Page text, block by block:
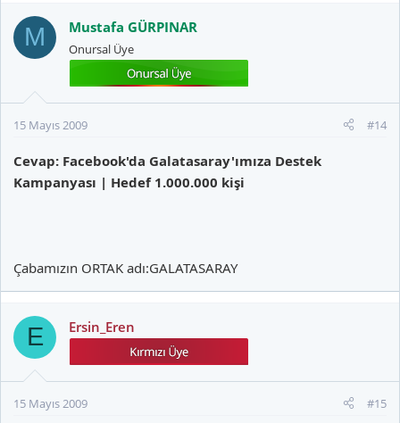
M Mustafa GÜRPINAR
Onursal Üye
15 Mayıs 2009 #14
Cevap: Facebook'da Galatasaray'ımıza Destek
Kampanyası | Hedef 1.000.000 kişi
Çabamızın ORTAK adı:GALATASARAY
E Ersin_Eren
15 Mayıs 2009 #15